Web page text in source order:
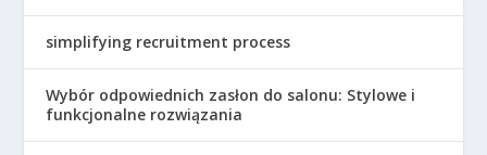
simplifying recruitment process
Wybór odpowiednich zasłon do salonu: Stylowe i
funkcjonalne rozwiązania